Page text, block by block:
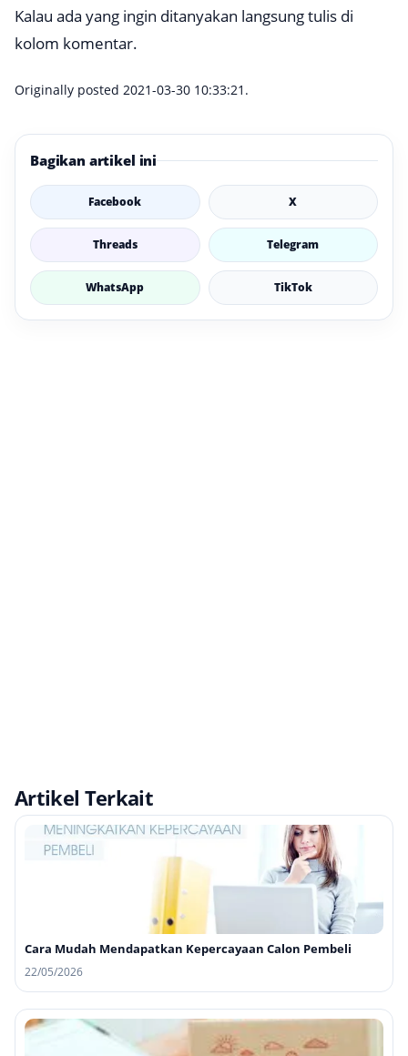
Kalau ada yang ingin ditanyakan langsung tulis di
kolom komentar.
Originally posted 2021-03-30 10:33:21.
Bagikan artikel ini
Facebook X
Threads Telegram
WhatsApp TikTok
Artikel Terkait
Cara Mudah Mendapatkan Kepercayaan Calon Pembeli
22/05/2026